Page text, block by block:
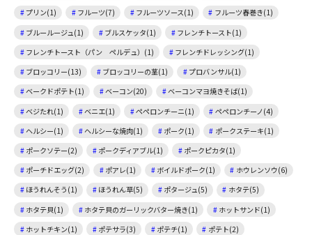
プリン(1)
フルーツ(7) フルーツソース(1)
フルーツ春巻き(1)
ブルールージュ(1)
ブルスケッタ(1)
フレンチトースト(1)
フレンチトースト（パン ペルデュ）(1)
フレンチドレッシング(1)
ブロッコリー(13)
ブロッコリーの茎(1)
プロバンサル(1)
ベークドポテト(1)
ベーコン(20)
ベーコンマヨ焼きそば(1)
ベジたれ(1)
ベニエ(1) ペペロンチーニ(1)
ペペロンチーノ(4)
ヘルシー(1)
ヘルシーな焼肉(1) ポーク(1)
ポークステーキ(1)
ポークソテー(2)
ポークディアブル(1)
ポークピカタ(1)
ポーチドエッグ(2)
ポアレ(1) ボイルドポーク(1)
ホウレンソウ(6)
ほうれんそう(1)
ほうれん草(5) ポタージュ(5)
ホタテ(5)
ホタテ貝(1)
ホタテ貝のガーリックバター焼き(1)
ホットサンド(1)
ホットチキン(1)
ポテサラ(3) ポテチ(1)
ポテト(2)